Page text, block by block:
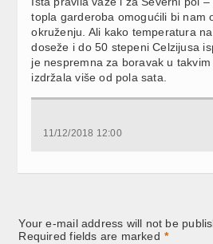
topla garderoba omogućili bi nam
okruženju. Ali kako temperatura
doseže i do 50 stepeni Celzijusa
je nespremna za boravak u
izdržala više od pola sata.
11/12/2018 12:00
Your e-mail address will not be
Required fields are marked *